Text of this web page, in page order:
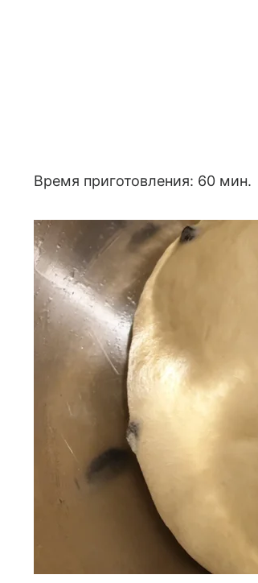
Время приготовления: 60 мин.